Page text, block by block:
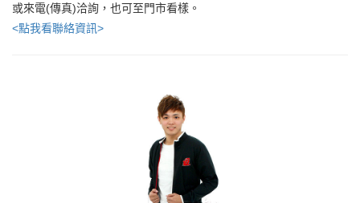
或來電(傳真)洽詢，也可至門市看樣。
<點我看聯絡資訊>